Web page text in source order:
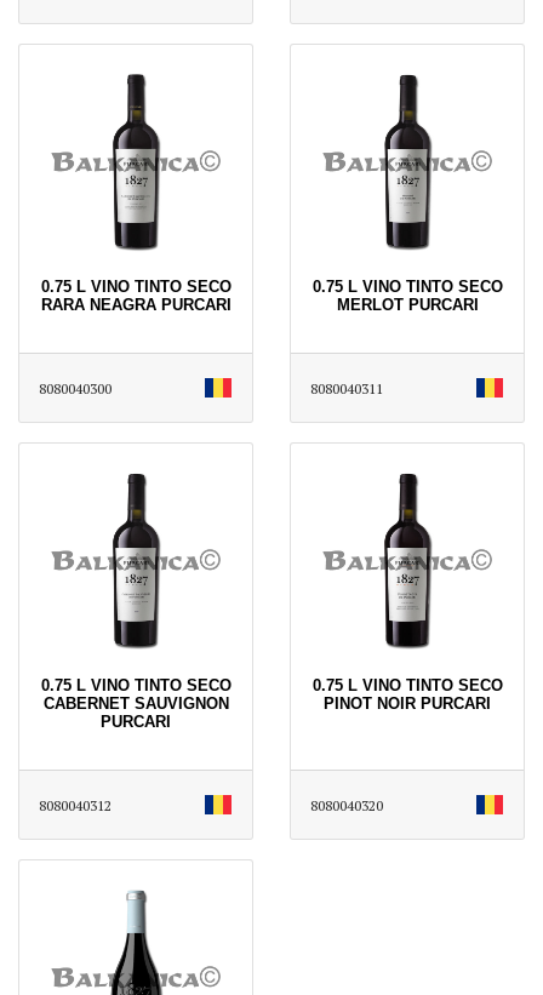
0.75 L VINO TINTO SECO
RARA NEAGRA PURCARI
8080040300
0.75 L VINO TINTO SECO
MERLOT PURCARI
8080040311
0.75 L VINO TINTO SECO
CABERNET SAUVIGNON
PURCARI
8080040312
0.75 L VINO TINTO SECO
PINOT NOIR PURCARI
8080040320